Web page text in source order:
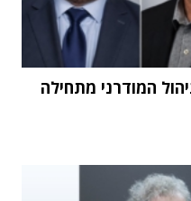
המודרני מתחילה